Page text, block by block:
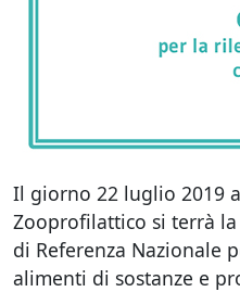
Il giorno 22 luglio 2019
Zooprofilattico si terrà
di Referenza Nazionale
alimenti di sostanze e